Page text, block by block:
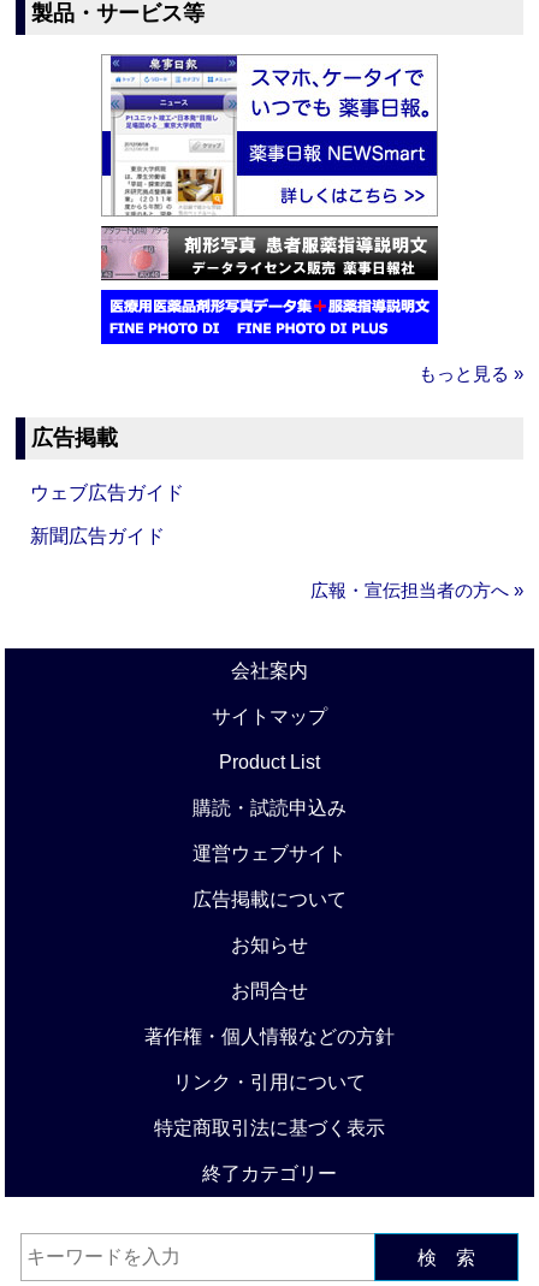
製品・サービス等
もっと見る »
広告掲載
ウェブ広告ガイド
新聞広告ガイド
広報・宣伝担当者の方へ »
会社案内
サイトマップ
Product List
購読・試読申込み
運営ウェブサイト
広告掲載について
お知らせ
お問合せ
著作権・個人情報などの方針
リンク・引用について
特定商取引法に基づく表示
終了カテゴリー
検 索